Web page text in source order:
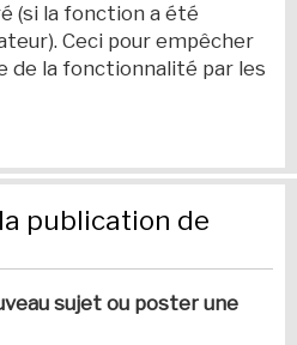
(si la fonction a été
Ceci pour empêcher
de la fonctionnalité par les
publication de
sujet ou poster une